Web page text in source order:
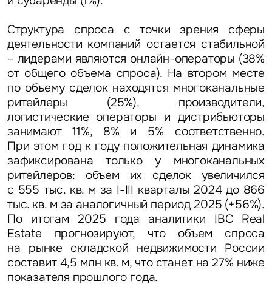
Структура спроса с точки зрения сферы
деятельности компаний остается стабильной
– лидерами являются онлайн-операторы (38%
от общего объема спроса). На втором месте
по объему сделок находятся многоканальные
ритейлеры (25%), производители,
логистические операторы и дистрибьюторы
занимают 11%, 8% и 5% соответственно.
При этом год к году положительная динамика
зафиксирована только у многоканальных
ритейлеров: объем их сделок увеличился
с 555 тыс. кв. м за I-III кварталы 2024 до 866
тыс. кв. м за аналогичный период 2025 (+56%).
По итогам 2025 года аналитики IBC Real
Estate прогнозируют, что объем спроса
на рынке складской недвижимости России
составит 4,5 млн кв. м, что станет на 27% ниже
показателя прошлого года.